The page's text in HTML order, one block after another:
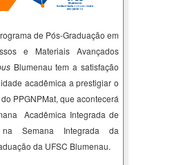
de Pós-Graduação em
e Materiais Avançados
Blumenau tem a satisfação
acadêmica a prestigiar o
PPGNPMat, que acontecerá
Acadêmica Integrada de
na Semana Integrada da
da UFSC Blumenau.